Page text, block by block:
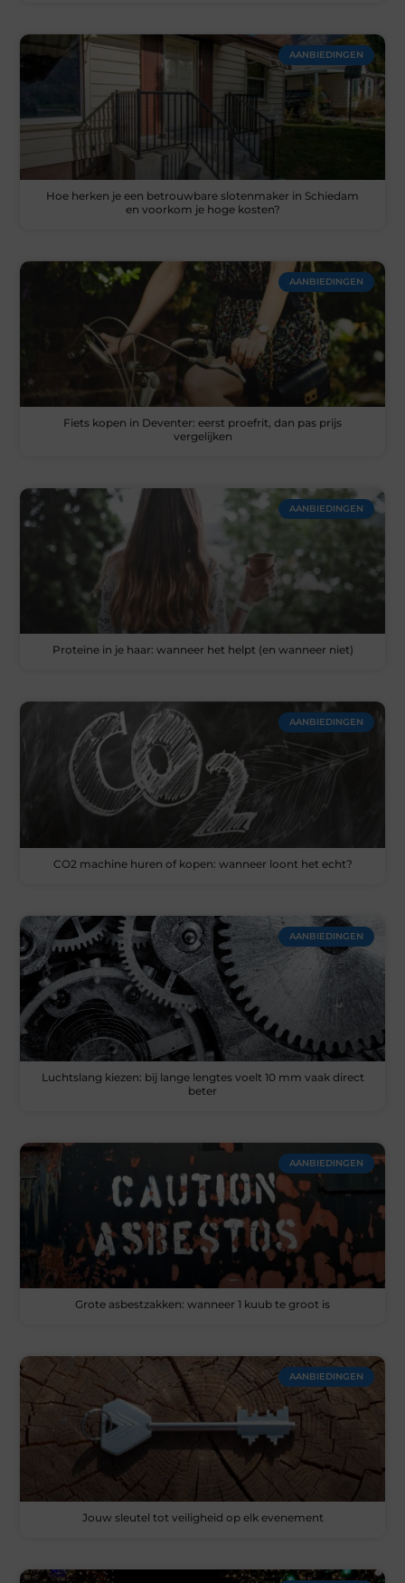
AANBIEDINGEN
Hoe herken je een betrouwbare slotenmaker in Schiedam
en voorkom je hoge kosten?
AANBIEDINGEN
Fiets kopen in Deventer: eerst proefrit, dan pas prijs
vergelijken
AANBIEDINGEN
Proteïne in je haar: wanneer het helpt (en wanneer niet)
AANBIEDINGEN
CO2 machine huren of kopen: wanneer loont het echt?
AANBIEDINGEN
Luchtslang kiezen: bij lange lengtes voelt 10 mm vaak direct
beter
AANBIEDINGEN
Grote asbestzakken: wanneer 1 kuub te groot is
AANBIEDINGEN
Jouw sleutel tot veiligheid op elk evenement